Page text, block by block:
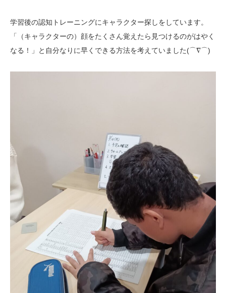
学習後の認知トレーニングにキャラクター探しをしています。
「（キャラクターの）顔をたくさん覚えたら見つけるのがはやく
なる！」と自分なりに早くできる方法を考えていました(⌒∇⌒)